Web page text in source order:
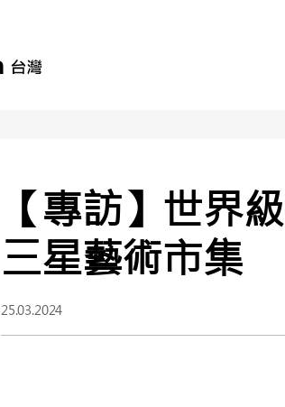
【專訪】世界
三星藝術市集
25.03.2024